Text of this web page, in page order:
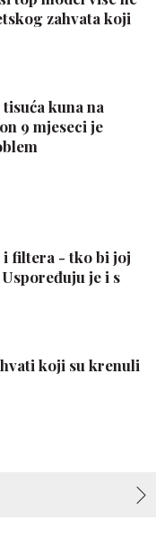
zahvata koji
kuna na
9 mjeseci je
i filtera - tko bi joj
je i s
koji su krenuli